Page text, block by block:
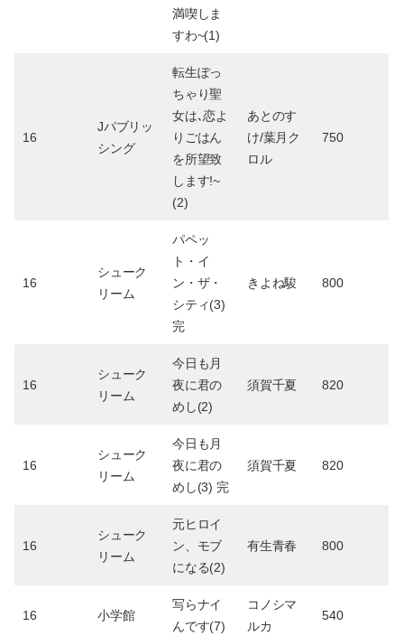
満喫しま
すわ~(1)
16
Jパブリッ
シング
転生ぽっ
ちゃり聖
女は､恋よ
りごはん
を所望致
します!~
(2)
あとのす
け/葉月ク
ロル
750
16
シューク
リーム
パペッ
ト・イ
ン・ザ・
シティ(3)
完
きよね駿 800
16
シューク
リーム
今日も月
夜に君の
めし(2)
須賀千夏 820
16
シューク
リーム
今日も月
夜に君の
めし(3) 完
須賀千夏 820
16
シューク
リーム
元ヒロイ
ン、モブ
になる(2)
有生青春 800
16 小学館
写らナイ
んです(7)
コノシマ
ルカ
540